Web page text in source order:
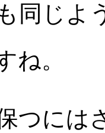
同じよ
ね。
つには